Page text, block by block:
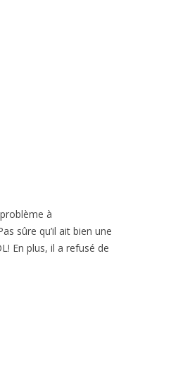
à
sûre qu’il ait bien une
En plus, il a refusé de